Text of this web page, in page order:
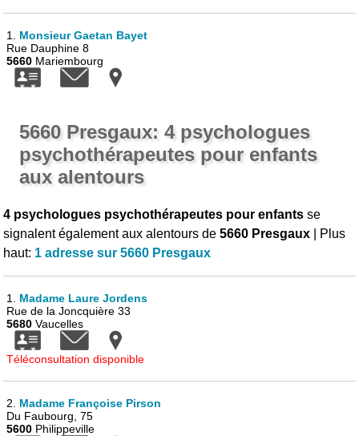
1. Monsieur Gaetan Bayet
Rue Dauphine 8
5660 Mariembourg
5660 Presgaux: 4 psychologues
psychothérapeutes pour enfants
aux alentours
4 psychologues psychothérapeutes pour enfants se
signalent également aux alentours de5660 Presgaux | Plus
haut: 1 adresse sur 5660 Presgaux
1. Madame Laure Jordens
Rue de la Joncquière 33
5680 Vaucelles
Téléconsultation disponible
2. Madame Françoise Pirson
Du Faubourg, 75
5600 Philippeville